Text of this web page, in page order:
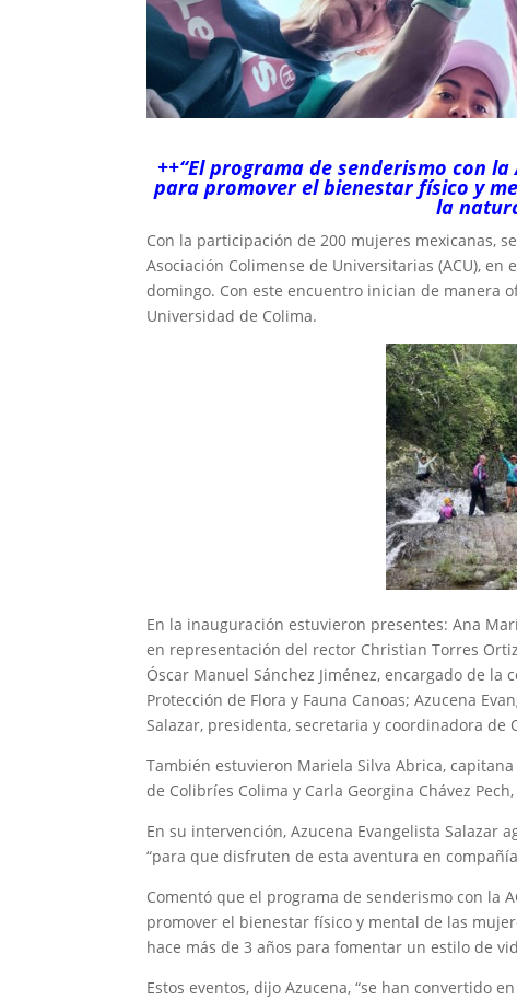
++“El programa de senderismo con
para promover el bienestar físico y
la
Con la participación de 200 mujeres mexicanas,
Asociación Colimense de Universitarias (ACU),
domingo. Con este encuentro inician de manera
Universidad de Colima.
En la inauguración estuvieron presentes: Ana
en representación del rector Christian Torres
Óscar Manuel Sánchez Jiménez, encargado de
Protección de Flora y Fauna Canoas; Azucena
Salazar, presidenta, secretaria y coordinadora de
También estuvieron Mariela Silva Abrica,
de Colibríes Colima y Carla Georgina Chávez
En su intervención, Azucena Evangelista Salazar
“para que disfruten de esta aventura en
Comentó que el programa de senderismo con la
promover el bienestar físico y mental de las
hace más de 3 años para fomentar un estilo de
Estos eventos, dijo Azucena, “se han convertido